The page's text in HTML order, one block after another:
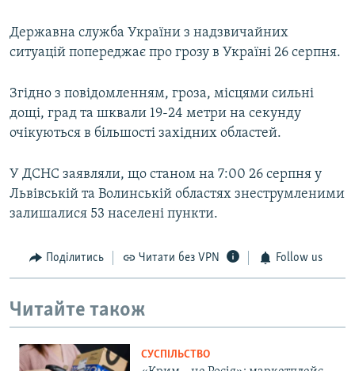
Усі сайти RFE/RL
Державна служба України з надзвичайних
ситуацій попереджає про грозу в Україні 26 серпня.
Згідно з повідомленням, гроза, місцями сильні
дощі, град та шквали 19-24 метри на секунду
очікуються в більшості західних областей.
У ДСНС заявляли, що станом на 7:00 26 серпня у
Львівській та Волинській областях знеструмленими
залишалися 53 населені пункти.
Поділитись Читати без VPN Follow us
Читайте також
СУСПІЛЬСТВО